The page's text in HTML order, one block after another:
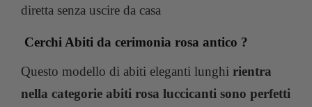
diretta senza uscire da casa
Cerchi Abiti da cerimonia rosa antico ?
Questo modello di abiti eleganti lunghi rientra
nella categorie abiti rosa luccicanti sono perfetti